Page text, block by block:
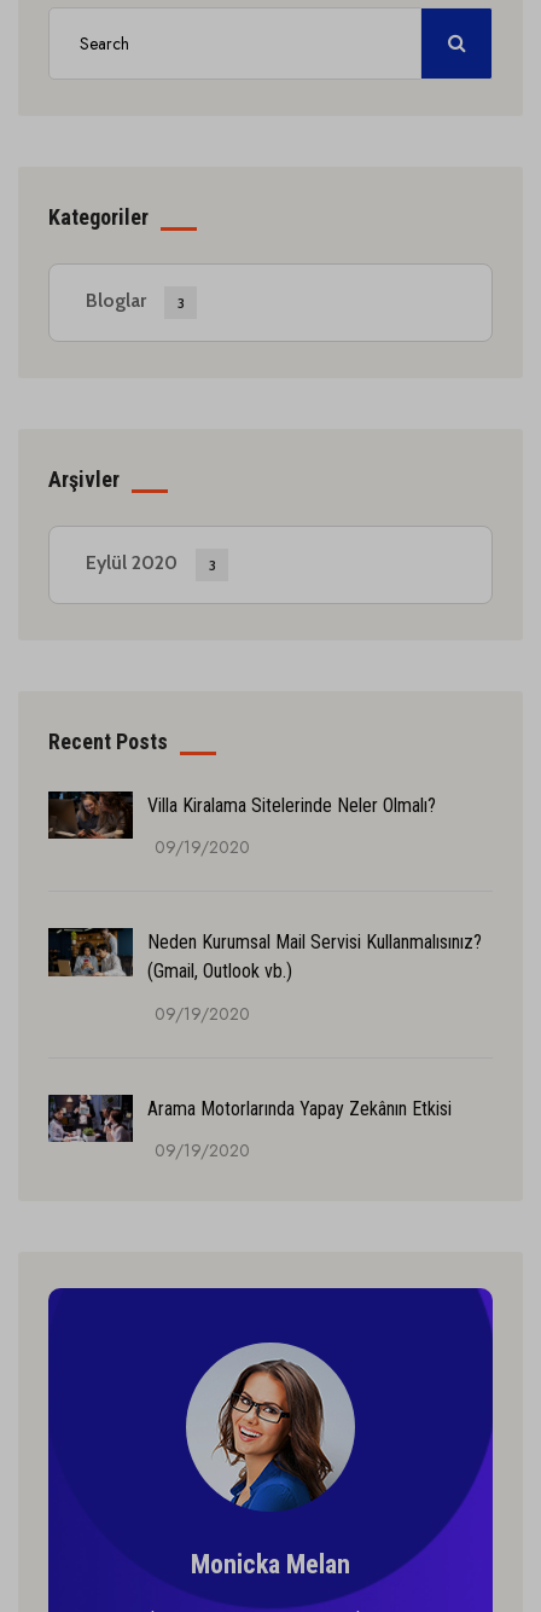
Kategoriler
Bloglar 3
Arşivler
Eylül 2020 3
Recent Posts
Villa Kiralama Sitelerinde Neler Olmalı?
09/19/2020
Neden Kurumsal Mail Servisi Kullanmalısınız?
(Gmail, Outlook vb.)
09/19/2020
Arama Motorlarında Yapay Zekânın Etkisi
09/19/2020
Monicka Melan